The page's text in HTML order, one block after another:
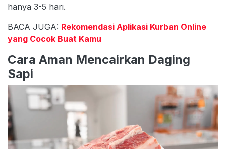
hanya 3-5 hari.
BACA JUGA: Rekomendasi Aplikasi Kurban Online
yang Cocok Buat Kamu
Cara Aman Mencairkan Daging
Sapi